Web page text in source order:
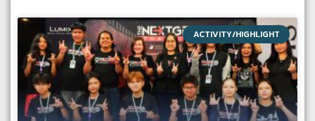
ACTIVITY/HIGHLIGHT